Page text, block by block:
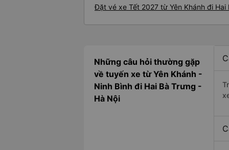
Đặt vé xe Tết 2027 từ Yên Khánh đi Hai
Những câu hỏi thường gặp
về tuyến xe từ Yên Khánh -
Ninh Bình đi Hai Bà Trưng -
Hà Nội